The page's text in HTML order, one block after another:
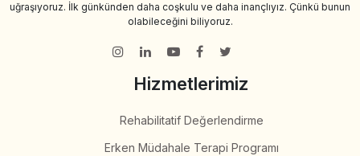
uğraşıyoruz. İlk günkünden daha coşkulu ve daha inançlıyız. Çünkü bunun
olabileceğini biliyoruz.
Hizmetlerimiz
Rehabilitatif Değerlendirme
Erken Müdahale Terapi Programı